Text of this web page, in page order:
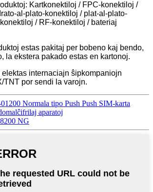
Kartkonektiloj / FPC-konektiloj /
al-plato-konektiloj / plat-al-plato-
/ RF-konektiloj / bateriaj
estas pakitaj per bobeno kaj bendo,
la ekstera pakado estas en kartonoj.
elektas internaciajn ŝipkompaniojn
TNT por sendi la varojn.
Normala tipo Push Push SIM-karta
aparatoj
NG